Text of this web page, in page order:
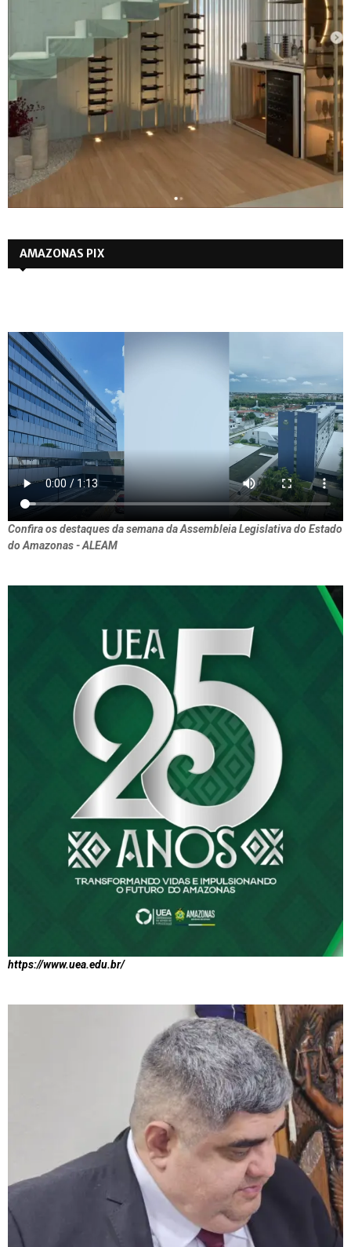
AMAZONAS PIX
Confira os destaques da semana da Assembleia Legislativa do Estado
do Amazonas - ALEAM
https://www.uea.edu.br/